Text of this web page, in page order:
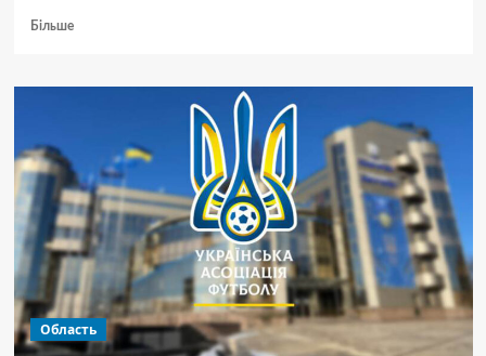
БільшеДокладніше
керівника
оголосили
підозру
у використанні
підлеглих
для
будівництва
приватного
житла
Область